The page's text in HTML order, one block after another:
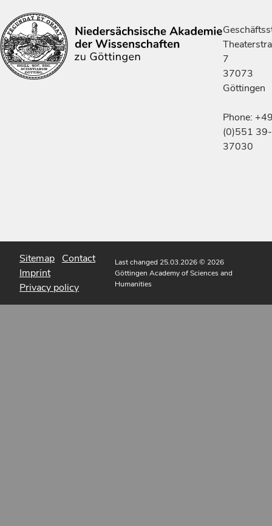
7
37073
Göttingen
Phone:
(0)551 39-
37030
Sitemap Contact
Imprint
Privacy policy
Last changed 25.03.2026© 2026
Göttingen Academy of Sciences and
Humanities